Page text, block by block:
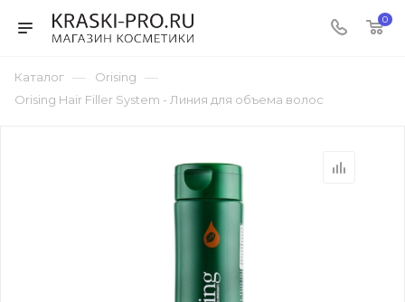
0
Каталог — Orising —
Orising Hair Filler System - Линия для объема волос